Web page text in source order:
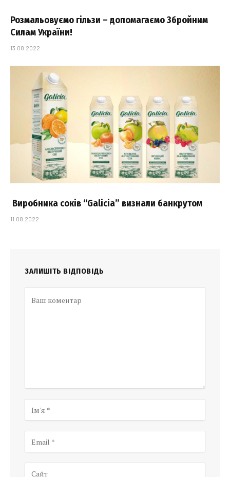
Розмальовуємо гільзи – допомагаємо Збройним
Силам України!
13.08.2022
Виробника соків “Galicia” визнали банкрутом
11.08.2022
ЗАЛИШІТЬ ВІДПОВІДЬ